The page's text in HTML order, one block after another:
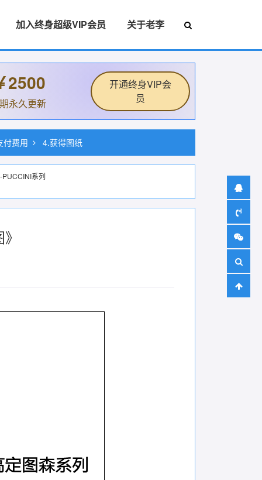
加入终身超级VIP会员 关于老李
2500
永久更新
开通终身VIP会
员
付费用 4.获得图纸
PUCCINI系列